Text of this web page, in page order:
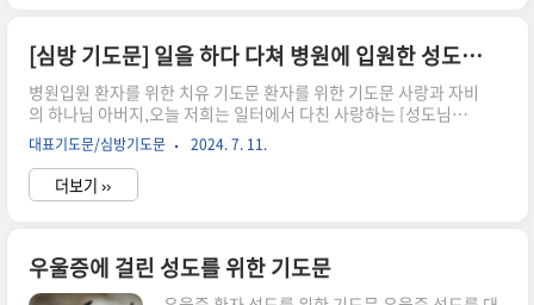
니다. 물론 이런 실수를 하지 않겠지만 절대절대 혼
가지 마시고, 부목사나 전도사님을 데리고 가십시
오. 없다면 구역이나 권사님을 모시고 동반해서 가
시기 바랍니다. 둘째, 절대 정죄하지 말 것정말 멍
청한 목사 몇이 남편이 바람이 나서 이혼을 했는데
여자가 어떻게 햇길래 이런 사단이 났느냐의 투의
[심방 기도문] 일을 하다 다쳐 병원에 입원한 성도를 위한 기도문
병원입원 환자를 위한 치유 기도문 환자를 위한 기도문 사랑과 자비
의 하나님 아버지,오늘 저희는 일터에서 다친 사랑하는 [성도님의
이름]을 위해 기도합니다. 아버지의 치유의 손길을 간절히 구하오
니, [성도님의 이름]의 상처를 만져 주시고 속히 회복되게 하여 주옵
소서. 고통 중에도 주님의 위로와 평안을 경험하게 하시고, 힘과 용
기를 주시옵소서. 또한, 아버지께서 병원에서 치료를 담당하는 의료
예수 그리스도의 이름으로 기도드립니다. 아멘. 환우를 위한 기도
문 자비로우신 하나님 아버지,오늘 저희는 사랑하는 [성도님의 이
대표기도문/심방기도문 2024. 7. 11.
더보기 ››
우울증에 걸린 성도를 위한 기도문